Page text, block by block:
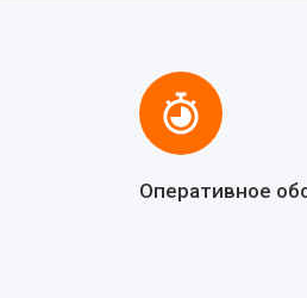
Оперативное